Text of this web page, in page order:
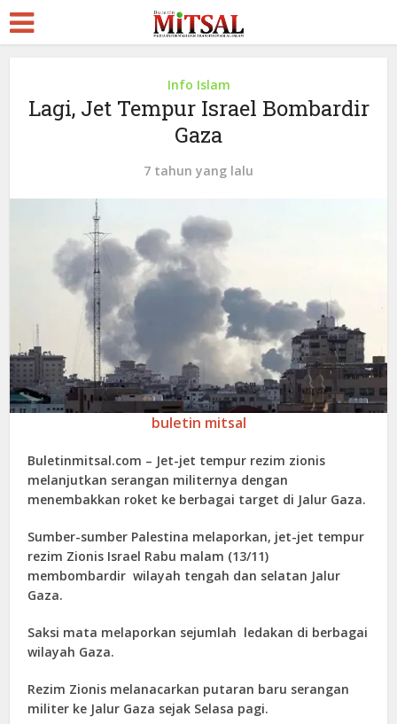
Info Islam
Lagi, Jet Tempur Israel Bombardir
Gaza
7 tahun yang lalu
buletin mitsal
Buletinmitsal.com – Jet-jet tempur rezim zionis
melanjutkan serangan militernya dengan
menembakkan roket ke berbagai target di Jalur Gaza.
Sumber-sumber Palestina melaporkan, jet-jet tempur
rezim Zionis Israel Rabu malam (13/11)
membombardir wilayah tengah dan selatan Jalur
Gaza.
Saksi mata melaporkan sejumlah ledakan di berbagai
wilayah Gaza.
Rezim Zionis melanacarkan putaran baru serangan
militer ke Jalur Gaza sejak Selasa pagi.